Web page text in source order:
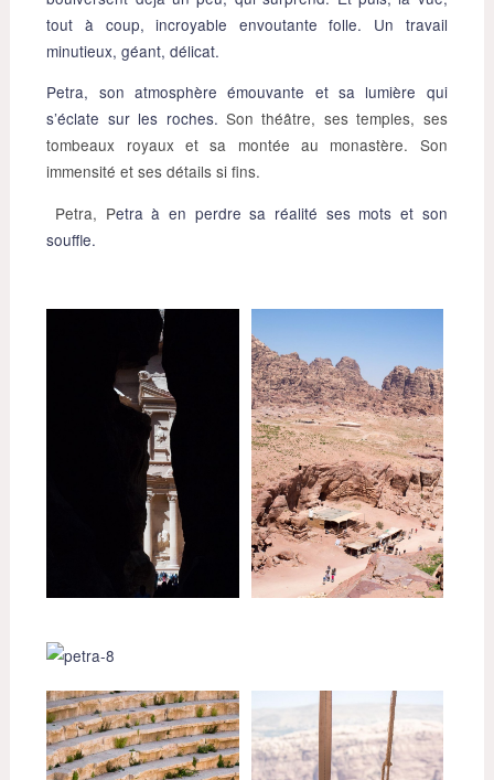
tout à coup, incroyable envoutante folle. Un travail
minutieux, géant, délicat.
Petra, son atmosphère émouvante et sa lumière qui
s’éclate sur les roches. Son théâtre, ses temples, ses
tombeaux royaux et sa montée au monastère. Son
immensité et ses détails si fins.
Petra, Petra à en perdre sa réalité ses mots et son
souffle.